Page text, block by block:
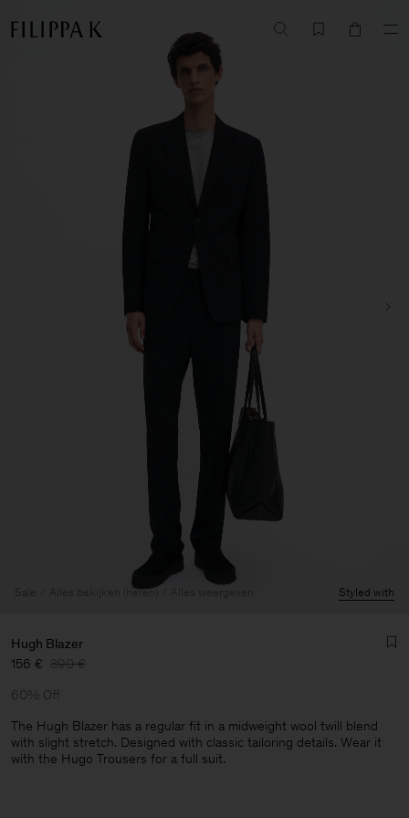
Sale Alles bekijken (heren) Styled with
Hugh Blazer
156 € 390 €
60% Off
The Hugh Blazer has a regular fit in a midweight wool twill blend
with slight stretch. Designed with classic tailoring details. Wear it
with the Hugo Trousers for a full suit.